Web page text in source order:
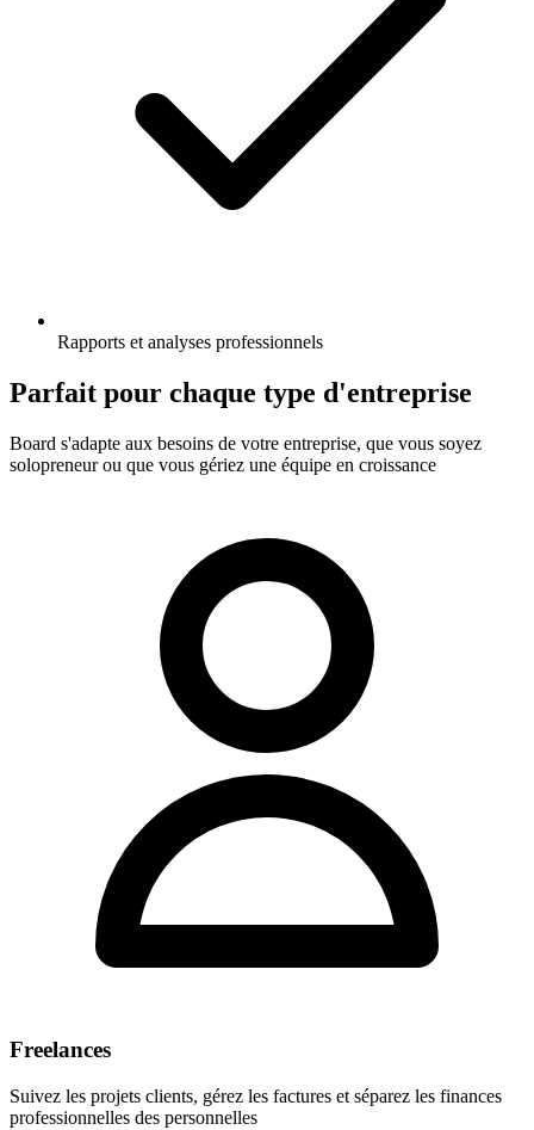
Rapports et analyses professionnels
Parfait pour chaque type d'entreprise
Board s'adapte aux besoins de votre entreprise, que vous soyez
solopreneur ou que vous gériez une équipe en croissance
Freelances
Suivez les projets clients, gérez les factures et séparez les finances
professionnelles des personnelles